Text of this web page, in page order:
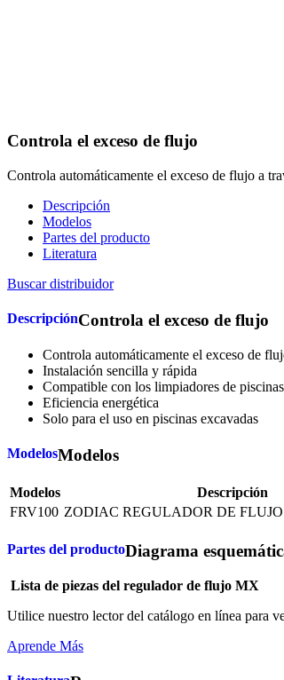
Controla el exceso de flujo
Controla automáticamente el exceso de flujo a
Descripción
Modelos
Partes del producto
Literatura
Buscar distribuidor
DescripciónControla el exceso de flujo
Controla automáticamente el exceso de
Instalación sencilla y rápida
Compatible con los limpiadores de
Eficiencia energética
Solo para el uso en piscinas excavadas
ModelosModelos
Modelos
Descripción
FRV100 ZODIAC REGULADOR DE
Partes del productoDiagrama
Lista de piezas del regulador de flujo MX
Utilice nuestro lector del catálogo en línea para
Aprende Más